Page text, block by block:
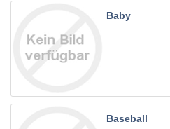
Baby
Baseball